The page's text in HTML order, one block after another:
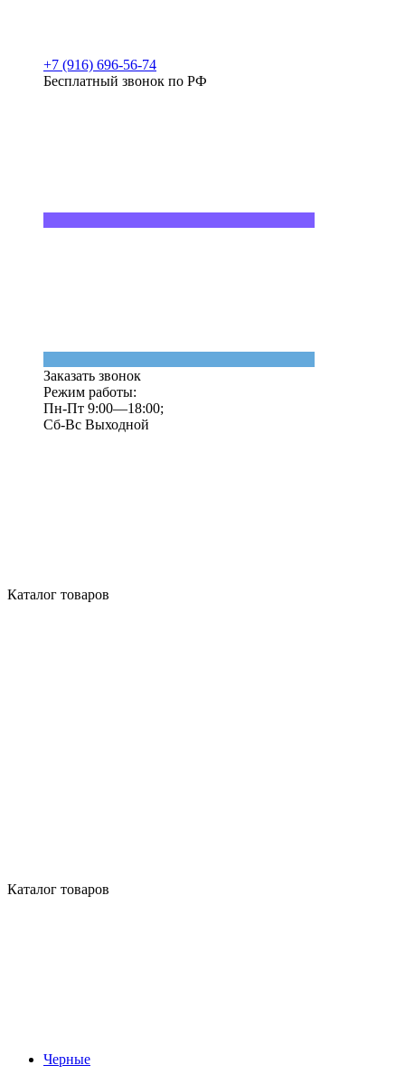
+7 (916) 696-56-74
Бесплатный звонок по РФ
Заказать звонок
Режим работы:
Пн-Пт 9:00—18:00;
Сб-Вс Выходной
Каталог товаров
Каталог товаров
Черные